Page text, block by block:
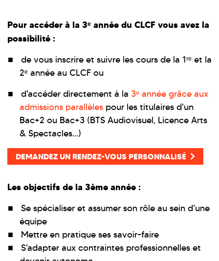
Pour accéder à la 3ᵉ année du CLCF vous avez la
possibilité :
de vous inscrire et suivre les cours de la 1ʳᵉ et la
2ᵉ année au CLCF ou
d'accéder directement à la 3ᵉ année grâce aux
admissions parallèles pour les titulaires d'un
Bac+2 ou Bac+3 (BTS Audiovisuel, Licence Arts
& Spectacles...)
DEMANDEZ UN RENDEZ-VOUS PERSONNALISÉ
Les objectifs de la 3ème année :
Se spécialiser et assumer son rôle au sein d'une
équipe
Mettre en pratique ses savoir-faire
S'adapter aux contraintes professionnelles et